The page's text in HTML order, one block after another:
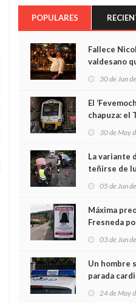
POPULARES
Fallece
valdesano
30 de Jun
El
chapuza: el
sobrecoste
cabían por
30 de May
La variante
teñirse de
05 de Jun
Máxima
Fresneda
03 de Jun
Un hombre
parada
24 de May